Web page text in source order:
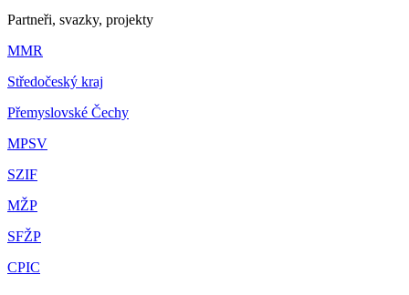
Partneři, svazky, projekty
MMR
Středočeský kraj
Přemyslovské Čechy
MPSV
SZIF
MŽP
SFŽP
CPIC